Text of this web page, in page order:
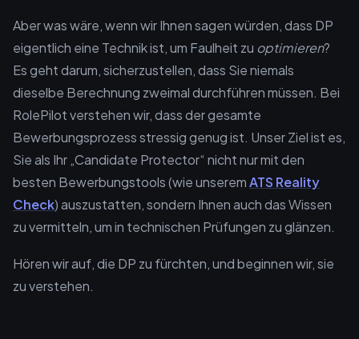
Aber was wäre, wenn wir Ihnen sagen würden, dass DP
eigentlich eine Technik ist, um Faulheit zu optimieren?
Es geht darum, sicherzustellen, dass Sie niemals
dieselbe Berechnung zweimal durchführen müssen. Bei
RolePilot verstehen wir, dass der gesamte
Bewerbungsprozess stressig genug ist. Unser Ziel ist es,
Sie als Ihr „Candidate Protector“ nicht nur mit den
besten Bewerbungstools (wie unseremATS Reality
Check) auszustatten, sondern Ihnen auch das Wissen
zu vermitteln, um in technischen Prüfungen zu glänzen.
Hören wir auf, die DP zu fürchten, und beginnen wir, sie
zu verstehen.